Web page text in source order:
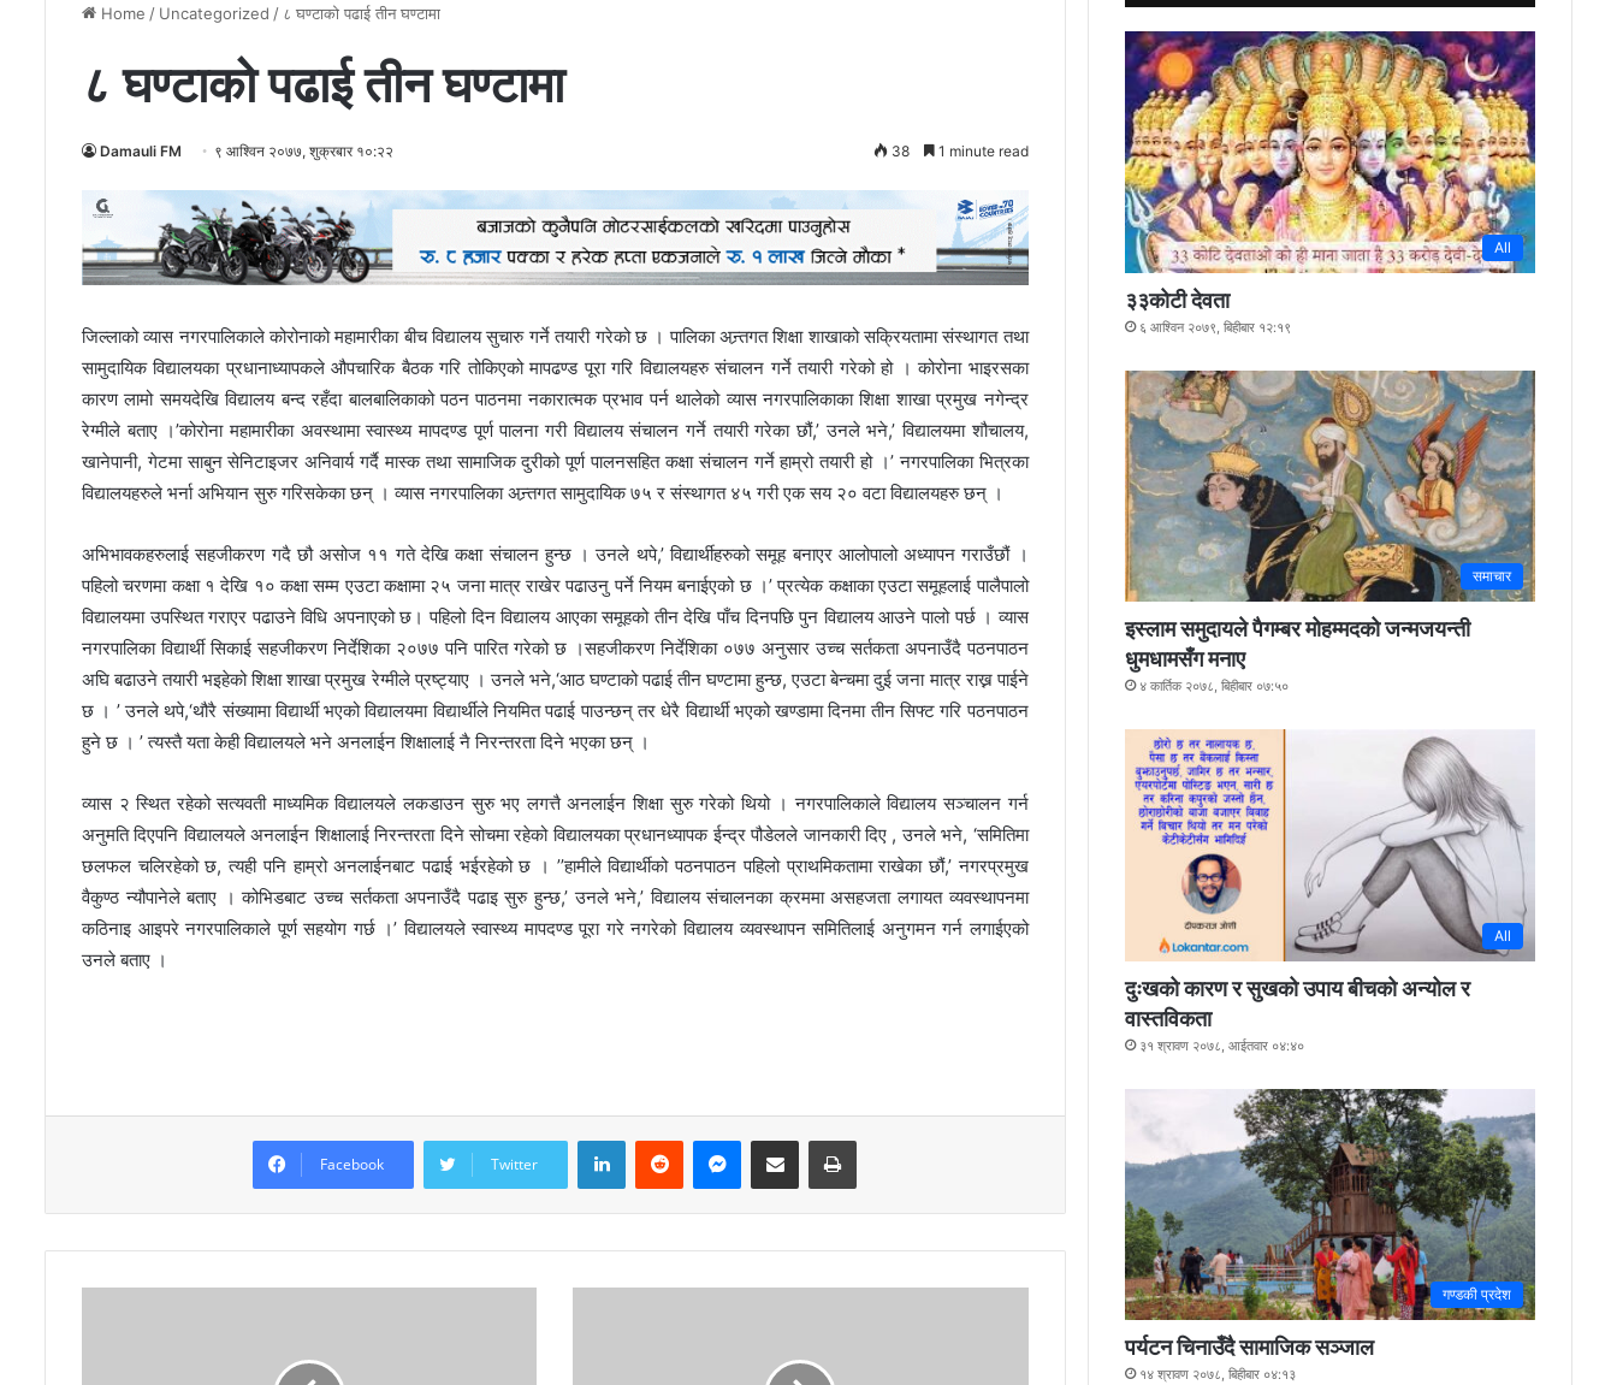
Home / Uncategorized / ८ घण्टाको पढाई तीन घण्टामा
८ घण्टाको पढाई तीन घण्टामा
Damauli FM ९ आश्विन २०७७, शुक्रबार १०:२२ 38 1 minute read
जिल्लाको व्यास नगरपालिकाले कोरोनाको महामारीका बीच विद्यालय सुचारु गर्ने तयारी गरेको छ । पालिका अन्र्तगत शिक्षा शाखाको सक्रियतामा संस्थागत तथा
सामुदायिक विद्यालयका प्रधानाध्यापकले औपचारिक बैठक गरि तोकिएको मापढण्ड पूरा गरि विद्यालयहरु संचालन गर्ने तयारी गरेको हो । कोरोना भाइरसका
कारण लामो समयदेखि विद्यालय बन्द रहँदा बालबालिकाको पठन पाठनमा नकारात्मक प्रभाव पर्न थालेको व्यास नगरपालिकाका शिक्षा शाखा प्रमुख नगेन्द्र
रेग्मीले बताए ।’कोरोना महामारीका अवस्थामा स्वास्थ्य मापदण्ड पूर्ण पालना गरी विद्यालय संचालन गर्ने तयारी गरेका छौं,’ उनले भने,’ विद्यालयमा शौचालय,
खानेपानी, गेटमा साबुन सेनिटाइजर अनिवार्य गर्दै मास्क तथा सामाजिक दुरीको पूर्ण पालनसहित कक्षा संचालन गर्ने हाम्रो तयारी हो ।’ नगरपालिका भित्रका
विद्यालयहरुले भर्ना अभियान सुरु गरिसकेका छन् । व्यास नगरपालिका अन्र्तगत सामुदायिक ७५ र संस्थागत ४५ गरी एक सय २० वटा विद्यालयहरु छन् ।
अभिभावकहरुलाई सहजीकरण गदै छौ असोज ११ गते देखि कक्षा संचालन हुन्छ । उनले थपे,’ विद्यार्थीहरुको समूह बनाएर आलोपालो अध्यापन गराउँछौं ।
पहिलो चरणमा कक्षा १ देखि १० कक्षा सम्म एउटा कक्षामा २५ जना मात्र राखेर पढाउनु पर्ने नियम बनाईएको छ ।’ प्रत्येक कक्षाका एउटा समूहलाई पालैपालो
विद्यालयमा उपस्थित गराएर पढाउने विधि अपनाएको छ। पहिलो दिन विद्यालय आएका समूहको तीन देखि पाँच दिनपछि पुन विद्यालय आउने पालो पर्छ । व्यास
नगरपालिका विद्यार्थी सिकाई सहजीकरण निर्देशिका २०७७ पनि पारित गरेको छ ।सहजीकरण निर्देशिका ०७७ अनुसार उच्च सर्तकता अपनाउँदै पठनपाठन
अघि बढाउने तयारी भइहेको शिक्षा शाखा प्रमुख रेग्मीले प्रष्ट्याए । उनले भने,‘आठ घण्टाको पढाई तीन घण्टामा हुन्छ, एउटा बेन्चमा दुई जना मात्र राख्न पाईने
छ । ’ उनले थपे,‘थौरै संख्यामा विद्यार्थी भएको विद्यालयमा विद्यार्थीले नियमित पढाई पाउन्छन् तर धेरै विद्यार्थी भएको खण्डामा दिनमा तीन सिफ्ट गरि पठनपाठन
हुने छ । ’ त्यस्तै यता केही विद्यालयले भने अनलाईन शिक्षालाई नै निरन्तरता दिने भएका छन् ।
व्यास २ स्थित रहेको सत्यवती माध्यमिक विद्यालयले लकडाउन सुरु भए लगत्तै अनलाईन शिक्षा सुरु गरेको थियो । नगरपालिकाले विद्यालय सञ्चालन गर्न
अनुमति दिएपनि विद्यालयले अनलाईन शिक्षालाई निरन्तरता दिने सोचमा रहेको विद्यालयका प्रधानध्यापक ईन्द्र पौडेलले जानकारी दिए , उनले भने, ‘समितिमा
छलफल चलिरहेको छ, त्यही पनि हाम्रो अनलाईनबाट पढाई भईरहेको छ । ’’हामीले विद्यार्थीको पठनपाठन पहिलो प्राथमिकतामा राखेका छौं,’ नगरप्रमुख
वैकुण्ठ न्यौपानेले बताए । कोभिडबाट उच्च सर्तकता अपनाउँदै पढाइ सुरु हुन्छ,’ उनले भने,’ विद्यालय संचालनका क्रममा असहजता लगायत व्यवस्थापनमा
कठिनाइ आइपरे नगरपालिकाले पूर्ण सहयोग गर्छ ।’ विद्यालयले स्वास्थ्य मापदण्ड पूरा गरे नगरेको विद्यालय व्यवस्थापन समितिलाई अनुगमन गर्न लगाईएको
उनले बताए ।
Facebook Twitter
LinkedIn
All
३३कोटी देवता
६ आश्विन २०७९, बिहीबार १२:१९
समाचार
इस्लाम समुदायले पैगम्बर मोहम्मदको जन्मजयन्ती
धुमधामसँग मनाए
४ कार्तिक २०७८, बिहीबार ०७:५०
All
दुःखको कारण र सुखको उपाय बीचको अन्योल र
वास्तविकता
३१ श्रावण २०७८, आईतवार ०४:४०
गण्डकी प्रदेश
पर्यटन चिनाउँदै सामाजिक सञ्जाल
१४ श्रावण २०७८, बिहीबार ०४:१३